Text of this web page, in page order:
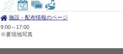
施設・配布情報のページ
9:00～17:00
※要現地写真